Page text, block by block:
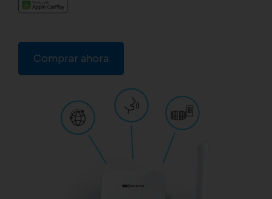
Comprar ahora